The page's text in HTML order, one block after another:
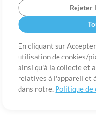
Rejeter
En cliquant sur
utilisation de cookies/
ainsi qu'à la collecte et
relatives à l'appareil et
dans notre. Politique de